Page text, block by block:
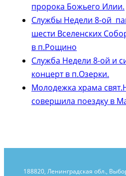
пророка Божьего Илии.
Службы Недели 8-ой
шести Вселенских
в п.Рощино
Служба Недели 8-ой и
концерт в п.Озерки.
Молодежка храма
совершила поездку в
188820, Ленинградская обл.,